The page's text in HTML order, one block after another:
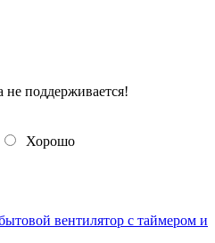
не поддерживается!
Хорошо